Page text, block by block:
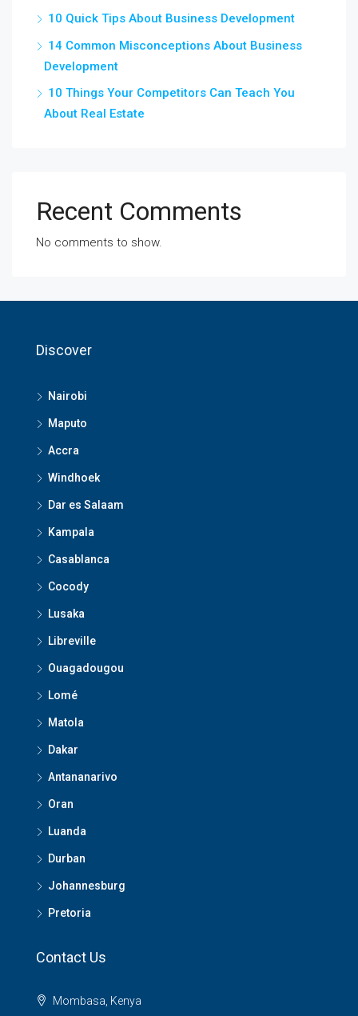
10 Quick Tips About Business Development
14 Common Misconceptions About Business
Development
10 Things Your Competitors Can Teach You
About Real Estate
Recent Comments
No comments to show.
Discover
Nairobi
Maputo
Accra
Windhoek
Dar es Salaam
Kampala
Casablanca
Cocody
Lusaka
Libreville
Ouagadougou
Lomé
Matola
Dakar
Antananarivo
Oran
Luanda
Durban
Johannesburg
Pretoria
Contact Us
Mombasa, Kenya